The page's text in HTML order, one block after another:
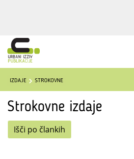
IZDAJE STROKOVNE
Strokovne izdaje
Išči po člankih